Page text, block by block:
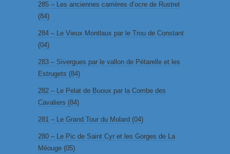
285 – Les anciennes carrières d’ocre de Rustrel
(84)
284 – Le Vieux Montlaux par le Trou de Constant
(04)
283 – Sivergues par le vallon de Pétarelle et les
Estrugets (84)
282 – Le Pelat de Buoux par la Combe des
Cavaliers (84)
281 – Le Grand Tour du Molard (04)
280 – Le Pic de Saint Cyr et les Gorges de La
Méouge (05)